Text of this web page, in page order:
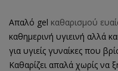
Απαλό gel καθαρισμού
καθημερινή υγιεινή αλλά
για υγιείς γυναίκες που
Καθαρίζει απαλά χωρίς να